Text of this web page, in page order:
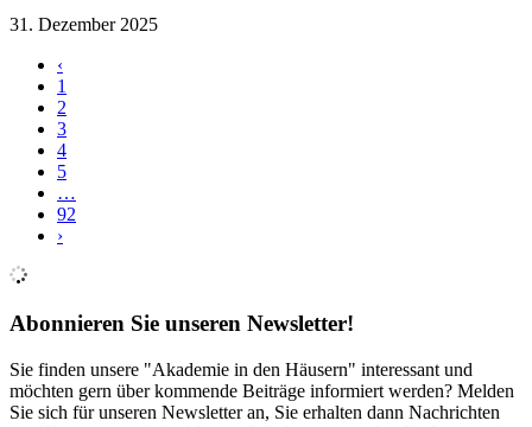
31. Dezember 2025
‹
1
2
3
4
5
…
92
›
Abonnieren Sie unseren Newsletter!
Sie finden unsere "Akademie in den Häusern" interessant und
möchten gern über kommende Beiträge informiert werden? Melden
Sie sich für unseren Newsletter an, Sie erhalten dann Nachrichten